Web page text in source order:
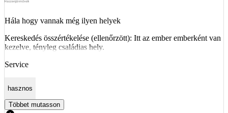
Hála hogy vannak még ilyen helyek
Kereskedés összértékelése (ellenőrzött): Itt az ember emberként van
kezelve, tényleg családias hely.
Service
hasznos
Többet mutasson